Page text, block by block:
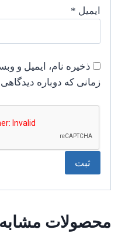
ایمیل *
ذخیره نام، ایمیل و
زمانی که دوباره
محصولات مشابه